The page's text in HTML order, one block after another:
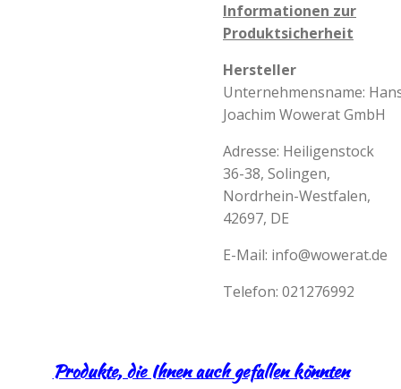
Informationen zur
Produktsicherheit
Hersteller
Unternehmensname:
Joachim Wowerat GmbH
Adresse: Heiligenstock
36-38, Solingen,
Nordrhein-Westfalen,
42697, DE
E-Mail: info@wowerat.de
Telefon: 021276992
Produkte, die Ihnen auch gefallen könnten